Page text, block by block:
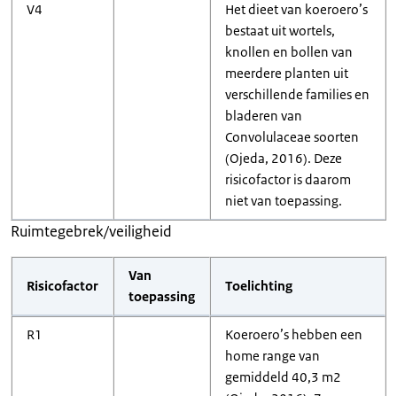
V4
Het dieet van koeroero’s
bestaat uit wortels,
knollen en bollen van
meerdere planten uit
verschillende families en
bladeren van
Convolulaceae soorten
(Ojeda, 2016). Deze
risicofactor is daarom
niet van toepassing.
Ruimtegebrek/veiligheid
Risicofactor
Van
toepassing
Toelichting
R1
Koeroero’s hebben een
home range van
gemiddeld 40,3 m2